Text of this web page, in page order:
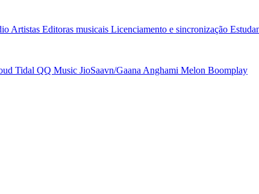
Artistas Editoras musicais Licenciamento e sincronização
Tidal QQ Music JioSaavn/Gaana Anghami Melon Boomplay